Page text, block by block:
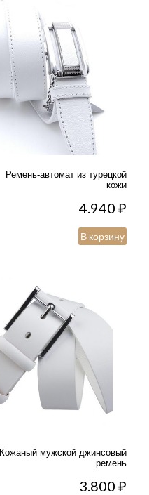
Ремень-автомат из турецкой
кожи
4.940₽
В корзину
Кожаный мужской джинсовый
ремень
3.800₽